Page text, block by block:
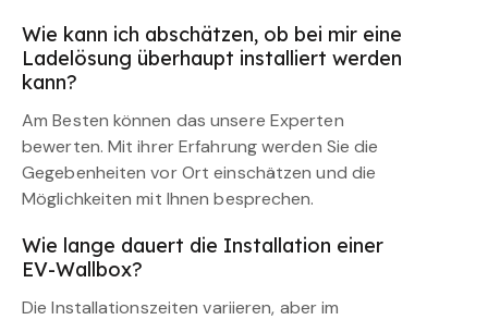
Wie kann ich abschätzen, ob bei mir eine
Ladelösung überhaupt installiert werden
kann?
Am Besten können das unsere Experten
bewerten. Mit ihrer Erfahrung werden Sie die
Gegebenheiten vor Ort einschätzen und die
Möglichkeiten mit Ihnen besprechen.
Wie lange dauert die Installation einer
EV-Wallbox?
Die Installationszeiten variieren, aber im